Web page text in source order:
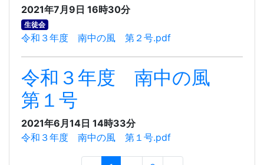
2021年7月9日 16時30分
生徒会
令和３年度 南中の風 第２号.pdf
令和３年度 南中の風
第１号
2021年6月14日 14時33分
令和３年度 南中の風 第１号.pdf